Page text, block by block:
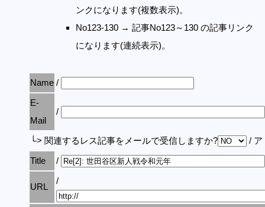
ンクになります(複数表示)。
No123-130 → 記事No123～130 の記事リンク
になります(連続表示)。
Name /
E-
Mail
/
└> 関連するレス記事をメールで受信しますか?
/ ア
Title
/
URL
/